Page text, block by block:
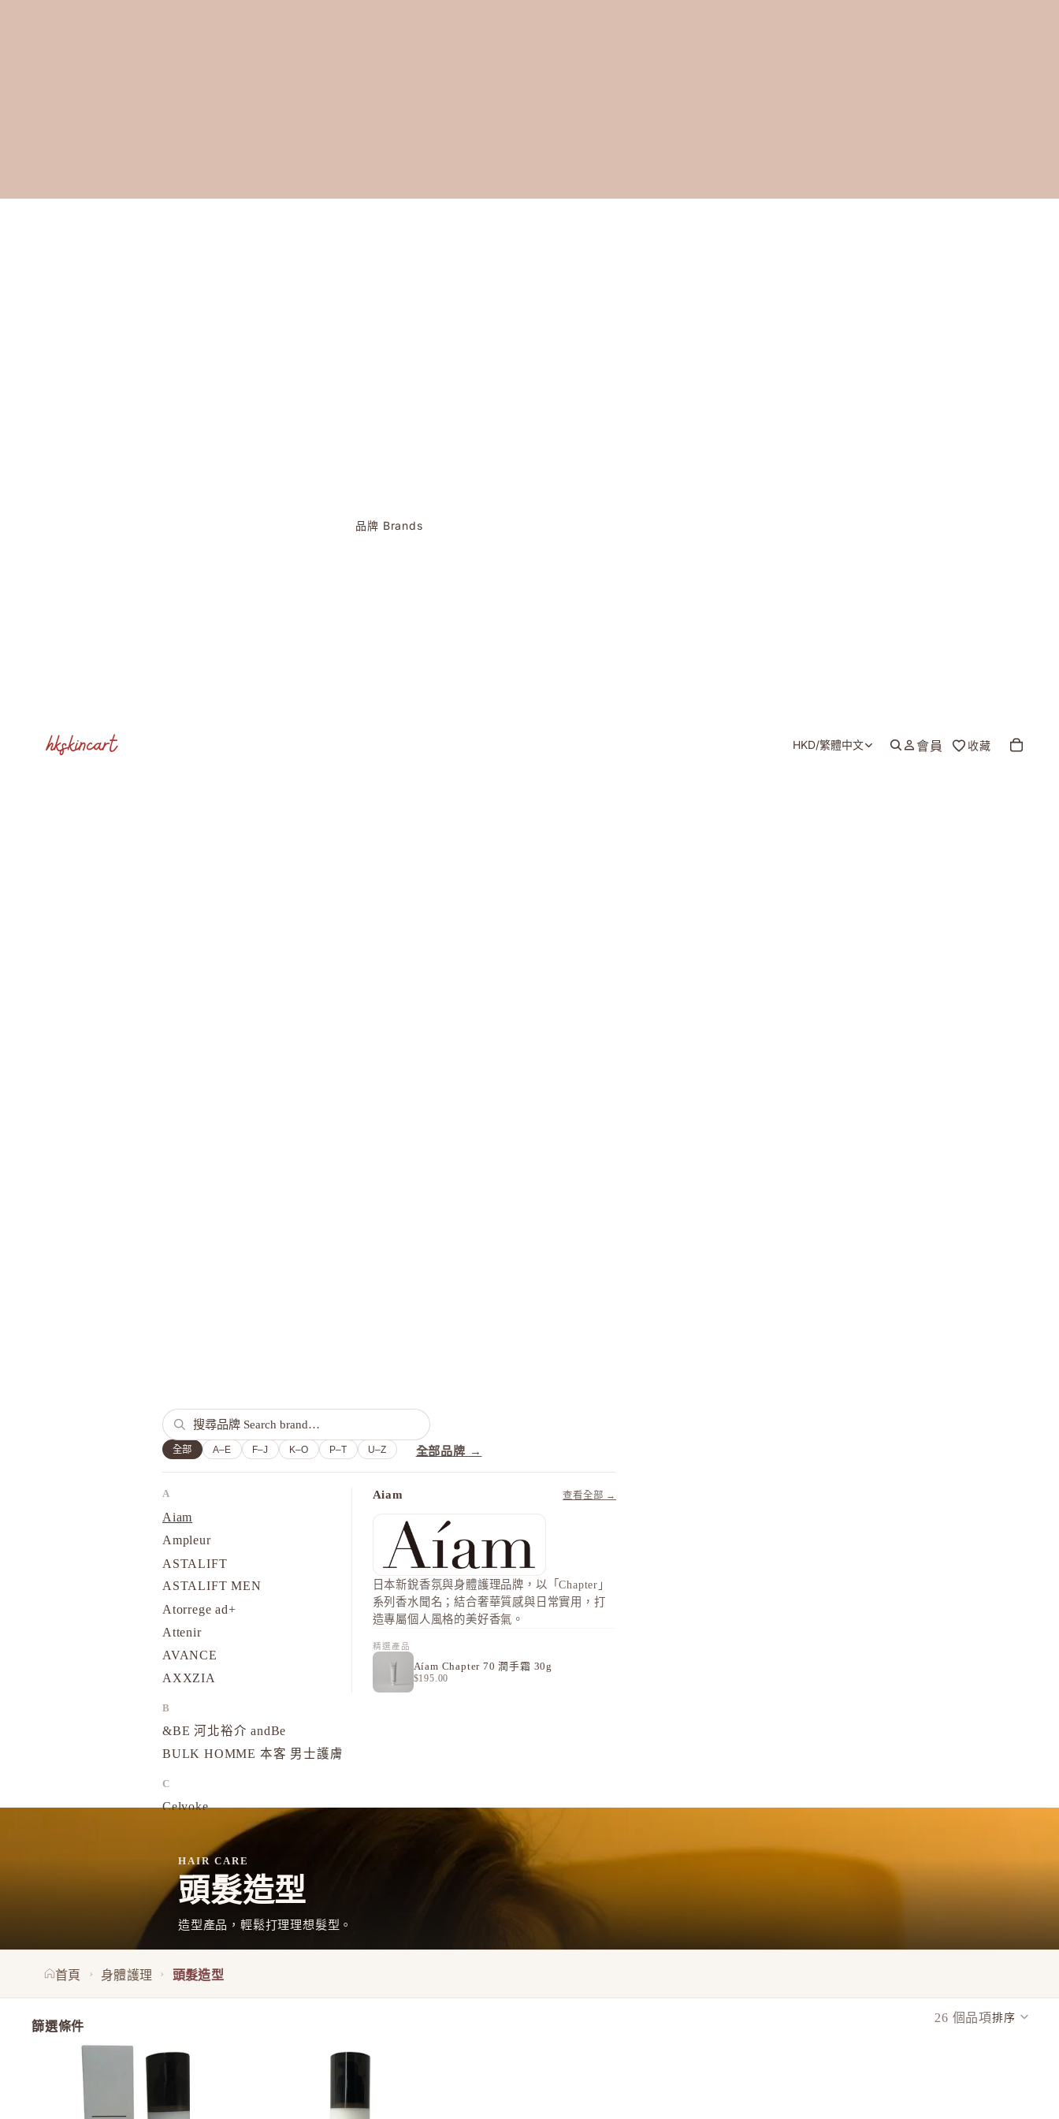
品牌 Brands
全部 A–E F–J K–O P–T U–Z 全部品牌 →
A
Aiam
Ampleur
ASTALIFT
ASTALIFT MEN
Atorrege ad+
Attenir
AVANCE
AXXZIA
B
&BE 河北裕介 andBe
BULK HOMME 本客 男士護膚
C
Celvoke
chant a charm
Cle de Peau
Curel 花王
D
d program 資生堂
DHC
ETVOS 礦物彩妝
FANCL
Aiam 查看全部 →
日本新銳香氛與身體護理品牌，以「Chapter」
系列香水聞名；結合奢華質感與日常實用，打
造專屬個人風格的美好香氣。
精選產品
Aíam Chapter 70 潤手霜 30g
$195.00
HKD 地區和語言選擇器
/繁體中文 會員 收藏
HAIR CARE
頭髮造型
造型產品，輕鬆打理理想髮型。
首頁 › 身體護理 › 頭髮造型
篩選條件
26 個品項排序
Napla 造型乳 Styling Serum 94g